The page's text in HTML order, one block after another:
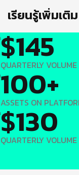
เรียนรู้เพิ่มเติม
$145
QUARTERLY
100+
ASSETS ON
$130
QUARTERLY